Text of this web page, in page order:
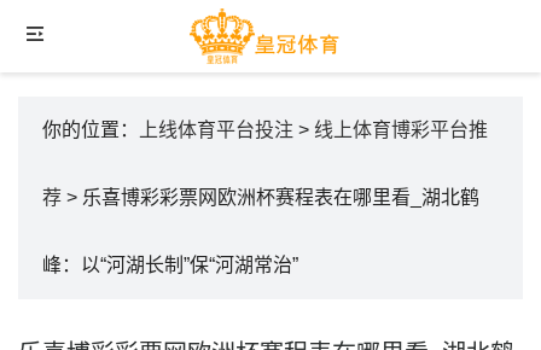
你的位置： 上线体育平台投注 > 线上体育博彩平台推
荐 > 乐喜博彩彩票网欧洲杯赛程表在哪里看_湖北鹤
峰：以“河湖长制”保“河湖常治”